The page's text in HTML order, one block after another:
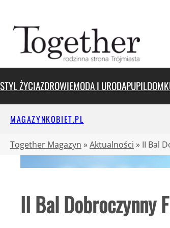
treści
STYL ŻYCIAZDROWIEMODA I URODAPUPILDOM
MAGAZYNKOBIET.PL
Together Magazyn »Aktualności » II Bal
II Bal Dobroczynny